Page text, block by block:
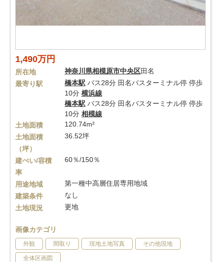
1,490万円
所在地 神奈川県相模原市中央区田名
最寄り駅
橋本駅 バス28分 田名バスターミナル停 停歩
10分 横浜線
橋本駅 バス28分 田名バスターミナル停 停歩
10分 相模線
土地面積
120.74m²
土地面積
（坪）
36.52坪
建ぺい/容積
率
60％/150％
用途地域
第一種中高層住居専用地域
建築条件
なし
土地現況
更地
画像カテゴリ
外観 間取り 現地土地写真 その他現地
全体区画図